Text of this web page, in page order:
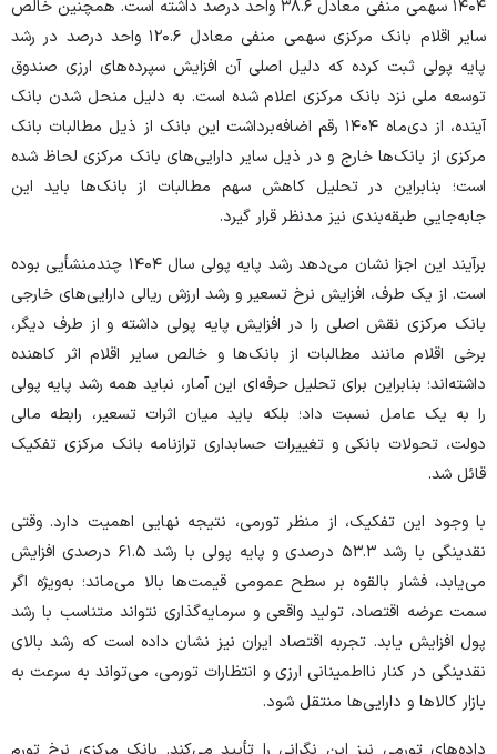
۱۴۰۴ سهمی منفی معادل ۳۸.۶ واحد درصد داشته است. همچنین خالص
سایر اقلام بانک مرکزی سهمی منفی معادل ۱۲۰.۶ واحد درصد در رشد
پایه پولی ثبت کرده که دلیل اصلی آن افزایش سپرده‌های ارزی صندوق
توسعه ملی نزد بانک مرکزی اعلام شده است. به دلیل منحل شدن بانک
آینده، از دی‌ماه ۱۴۰۴ رقم اضافه‌برداشت این بانک از ذیل مطالبات بانک
مرکزی از بانک‌ها خارج و در ذیل سایر دارایی‌های بانک مرکزی لحاظ شده
است؛ بنابراین در تحلیل کاهش سهم مطالبات از بانک‌ها باید این
جابه‌جایی طبقه‌بندی نیز مدنظر قرار گیرد.
برآیند این اجزا نشان می‌دهد رشد پایه پولی سال ۱۴۰۴ چندمنشأیی بوده
است. از یک طرف، افزایش نرخ تسعیر و رشد ارزش ریالی دارایی‌های خارجی
بانک مرکزی نقش اصلی را در افزایش پایه پولی داشته و از طرف دیگر،
برخی اقلام مانند مطالبات از بانک‌ها و خالص سایر اقلام اثر کاهنده
داشته‌اند؛ بنابراین برای تحلیل حرفه‌ای این آمار، نباید همه رشد پایه پولی
را به یک عامل نسبت داد؛ بلکه باید میان اثرات تسعیر، رابطه مالی
دولت، تحولات بانکی و تغییرات حسابداری ترازنامه بانک مرکزی تفکیک
قائل شد.
با وجود این تفکیک، از منظر تورمی، نتیجه نهایی اهمیت دارد. وقتی
نقدینگی با رشد ۵۳.۳ درصدی و پایه پولی با رشد ۶۱.۵ درصدی افزایش
می‌یابد، فشار بالقوه بر سطح عمومی قیمت‌ها بالا می‌ماند؛ به‌ویژه اگر
سمت عرضه اقتصاد، تولید واقعی و سرمایه‌گذاری نتواند متناسب با رشد
پول افزایش یابد. تجربه اقتصاد ایران نیز نشان داده است که رشد بالای
نقدینگی در کنار نااطمینانی ارزی و انتظارات تورمی، می‌تواند به سرعت به
بازار کالا‌ها و دارایی‌ها منتقل شود.